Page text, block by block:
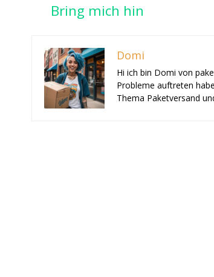
Bring mich hin
Domi
Hi ich bin Domi von
Probleme auftreten
Thema Paketversand